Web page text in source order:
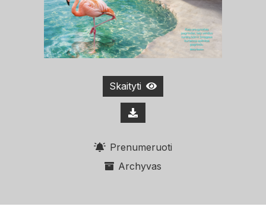
Skaityti
Prenumeruoti
Archyvas